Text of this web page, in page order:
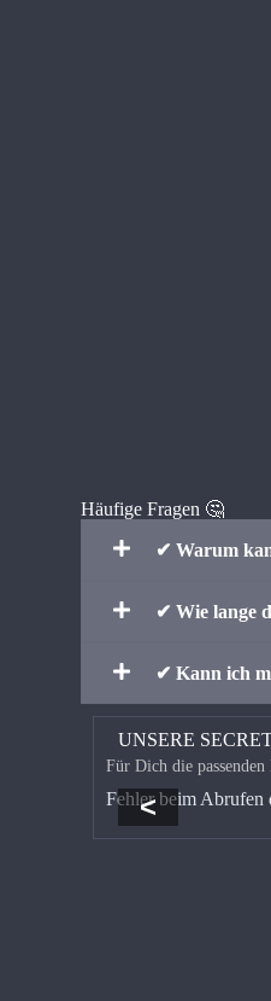
Häufige Fragen 🤔
✔ Warum
✔ Wie lange
✔ Kann ich
UNSERE
Für Dich die
<
Fehler beim Abrufen